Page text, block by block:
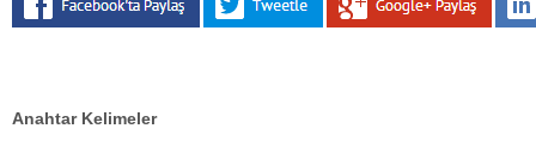
Anahtar Kelimeler